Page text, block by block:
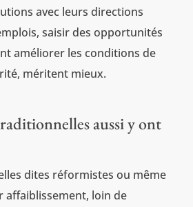
avec leurs directions
saisir des opportunités
améliorer les conditions de
méritent mieux.
aussi y ont
dites réformistes ou même
affaiblissement, loin de